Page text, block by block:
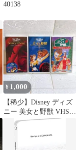
40138
¥ 1,000
【稀少】Disney ディズ
ニー 美女と野獣 VHS
ビデオテープ 3本 セッ